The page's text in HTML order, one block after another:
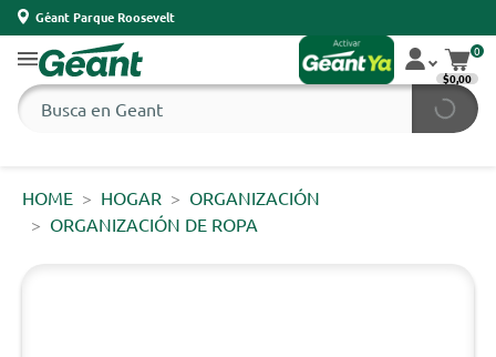
Géant Parque Roosevelt
0
$0,00
HOME HOGAR
ORGANIZACIÓN
ORGANIZACIÓN DE ROPA